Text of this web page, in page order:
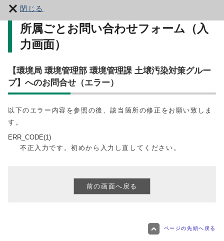
閉じる
所属ごとお問い合わせフォーム（入
力画面）
【環境局 環境管理部 環境管理課 土壌汚染対策グルー
プ】へのお問合せ（エラー）
以下のエラー内容を参照の後、該当箇所の修正をお願い致しま
す。
ERR_CODE(1)
不正入力です。初めから入力し直してください。
ページの先頭へ戻る